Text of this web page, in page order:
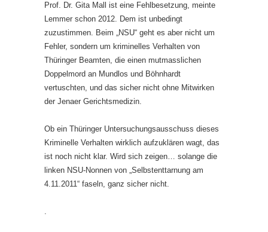
Prof. Dr. Gita Mall ist eine Fehlbesetzung, meinte
Lemmer schon 2012. Dem ist unbedingt
zuzustimmen. Beim „NSU“ geht es aber nicht um
Fehler, sondern um kriminelles Verhalten von
Thüringer Beamten, die einen mutmasslichen
Doppelmord an Mundlos und Böhnhardt
vertuschten, und das sicher nicht ohne Mitwirken
der Jenaer Gerichtsmedizin.
Ob ein Thüringer Untersuchungsausschuss dieses
Kriminelle Verhalten wirklich aufzuklären wagt, das
ist noch nicht klar. Wird sich zeigen… solange die
linken NSU-Nonnen von „Selbstenttarnung am
4.11.2011“ faseln, ganz sicher nicht.
.